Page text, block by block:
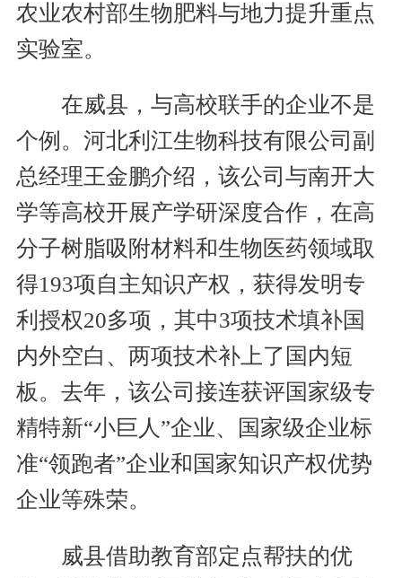
农业农村部生物肥料与地力提升重点
实验室。
在威县，与高校联手的企业不是
个例。河北利江生物科技有限公司副
总经理王金鹏介绍，该公司与南开大
学等高校开展产学研深度合作，在高
分子树脂吸附材料和生物医药领域取
得193项自主知识产权，获得发明专
利授权20多项，其中3项技术填补国
内外空白、两项技术补上了国内短
板。去年，该公司接连获评国家级专
精特新“小巨人”企业、国家级企业标
准“领跑者”企业和国家知识产权优势
企业等殊荣。
威县借助教育部定点帮扶的优